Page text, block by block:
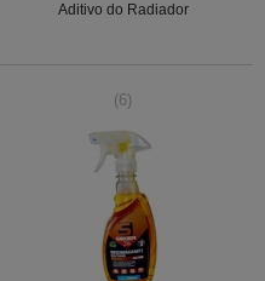
Aditivo do Radiador
(6)